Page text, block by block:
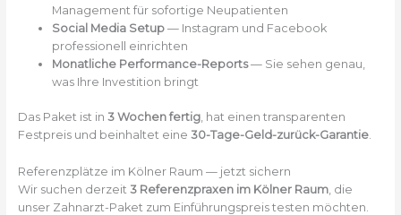
Management für sofortige Neupatienten
Social Media Setup— Instagram und Facebook
professionell einrichten
Monatliche Performance-Reports— Sie sehen genau,
was Ihre Investition bringt
Das Paket ist in 3 Wochen fertig, hat einen transparenten
Festpreis und beinhaltet eine 30-Tage-Geld-zurück-Garantie.
Referenzplätze im Kölner Raum — jetzt sichern
Wir suchen derzeit 3 Referenzpraxen im Kölner Raum, die
unser Zahnarzt-Paket zum Einführungspreis testen möchten.